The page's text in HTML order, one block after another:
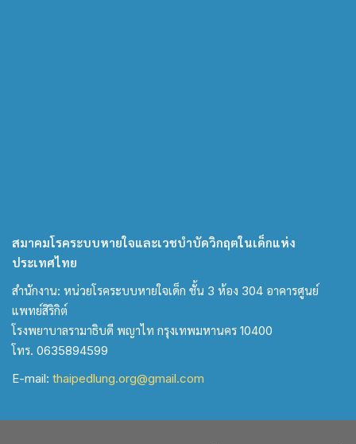
สมาคมโรคระบบหายใจและเวชบำบัดวิกฤตในเด็กแห่ง
ประเทศไทย
สำนักงาน: หน่วยโรคระบบหายใจเด็ก ชั้น 3 ห้อง 304 อาคารศูนย์
แพทย์สิริกิต์
โรงพยาบาลรามาธิบดี พญาไท กรุงเทพมหานคร 10400
โทร. 0635894599
E-mail: thaipedlung.org@gmail.com